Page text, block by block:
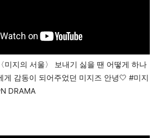
미지의 서울〉 보내기 싫을 땐 어떻게 하나
게 감동이 되어주었던 미지즈 안녕🤍 #미지
DRAMA